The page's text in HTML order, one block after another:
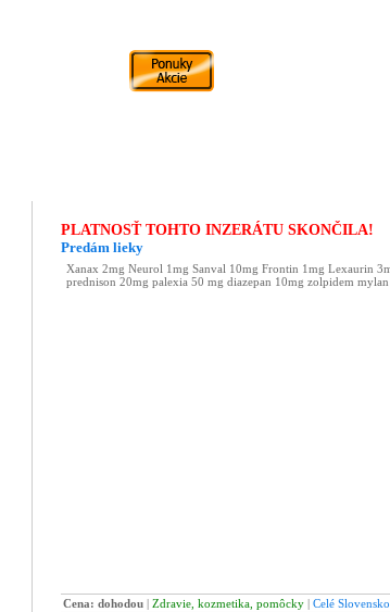
PLATNOSŤ TOHTO INZERÁTU SKONČILA!
Predám lieky
Cena: dohodou | Zdravie, kozmetika, pomôcky| Celé Slovensko